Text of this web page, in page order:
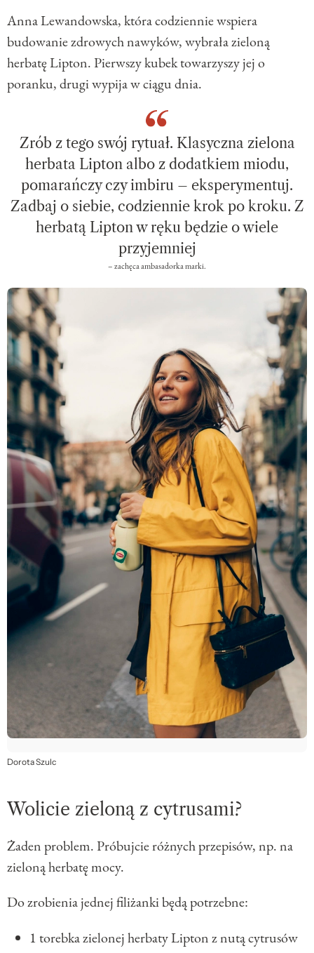
Anna Lewandowska, która codziennie wspiera
budowanie zdrowych nawyków, wybrała zieloną
herbatę Lipton. Pierwszy kubek towarzyszy jej o
poranku, drugi wypija w ciągu dnia.
Zrób z tego swój rytuał. Klasyczna zielona
herbata Lipton albo z dodatkiem miodu,
pomarańczy czy imbiru – eksperymentuj.
Zadbaj o siebie, codziennie krok po kroku. Z
herbatą Lipton w ręku będzie o wiele
przyjemniej
– zachęca ambasadorka marki.
Dorota Szulc
Wolicie zieloną z cytrusami?
Żaden problem. Próbujcie różnych przepisów, np. na
zieloną herbatę mocy.
Do zrobienia jednej filiżanki będą potrzebne:
1 torebka zielonej herbaty Lipton z nutą cytrusów